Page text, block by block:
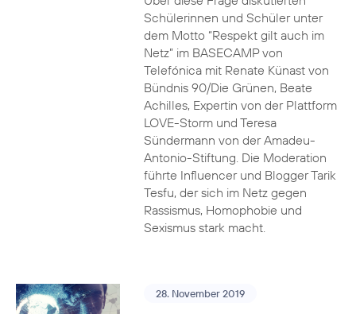
Schülerinnen und Schüler unter
dem Motto “Respekt gilt auch im
Netz” im BASECAMP von
Telefónica mit Renate Künast von
Bündnis 90/Die Grünen, Beate
Achilles, Expertin von der Plattform
LOVE-Storm und Teresa
Sündermann von der Amadeu-
Antonio-Stiftung. Die Moderation
führte Influencer und Blogger Tarik
Tesfu, der sich im Netz gegen
Rassismus, Homophobie und
Sexismus stark macht.
28. November 2019